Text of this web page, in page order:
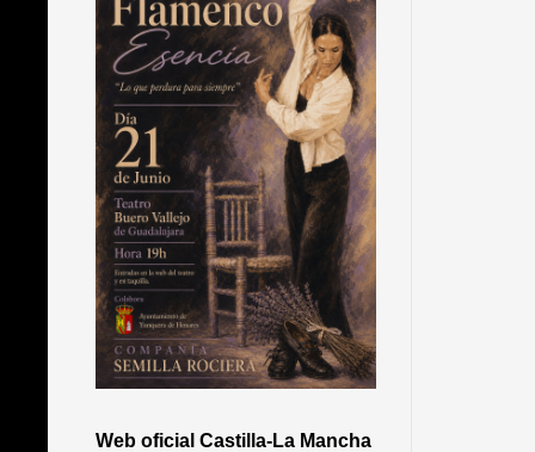
Web oficial Castilla-La Mancha